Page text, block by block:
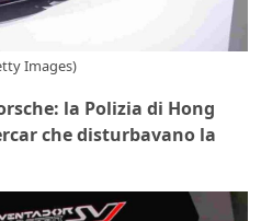
Images)
la Polizia di Hong
che disturbavano la